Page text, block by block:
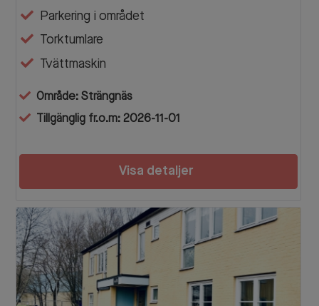
Parkering i området
Torktumlare
Tvättmaskin
Område: Strängnäs
Tillgänglig fr.o.m: 2026-11-01
Visa detaljer